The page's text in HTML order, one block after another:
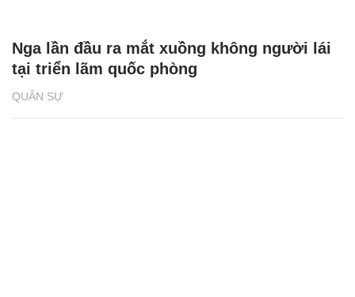
QUÂN SỰ
Nga lần đầu ra mắt xuồng không người lái
tại triển lãm quốc phòng